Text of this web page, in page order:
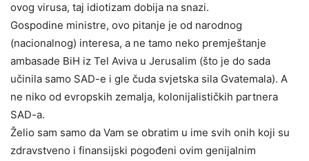
ovog virusa, taj idiotizam dobija na snazi.
Gospodine ministre, ovo pitanje je od narodnog
(nacionalnog) interesa, a ne tamo neko premještanje
ambasade BiH iz Tel Aviva u Jerusalim (što je do sada
učinila samo SAD-e i gle čuda svjetska sila Gvatemala). A
ne niko od evropskih zemalja, kolonijalističkih partnera
SAD-a.
Želio sam samo da Vam se obratim u ime svih onih koji su
zdravstveno i finansijski pogođeni ovim genijalnim